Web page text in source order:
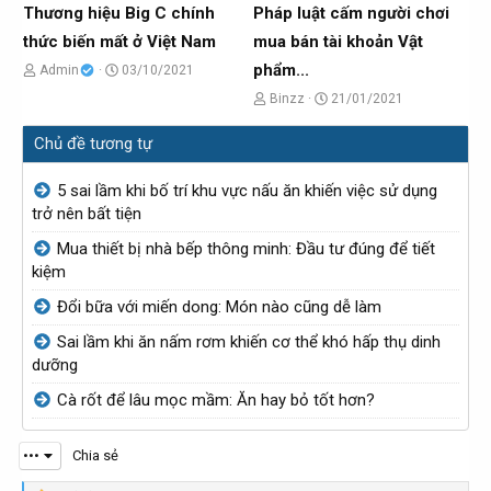
o
b
ở
o
b
ở
i
Thương hiệu Big C chính
thức biến mất ở Việt Nam
C
ủ
đ
ề
ạ
o
b
ở
i
Admin
N
à
y
ử
i
03/10/2021
Pháp luật cấm người chơi
mua bán tài khoản Vật
phẩm...
C
h
đ
t
o
b
ở
Binzz
N
g
y
ử
21/01/2021
Chủ đề tương tự
5 sai lầm khi bố trí khu vực nấu ăn khiến việc sử dụng
trở nên bất tiện
Mua thiết bị nhà bếp thông minh: Đầu tư đúng để tiết
kiệm
Đổi bữa với miến dong: Món nào cũng dễ làm
Sai lầm khi ăn nấm rơm khiến cơ thể khó hấp thụ dinh
dưỡng
Cà rốt để lâu mọc mầm: Ăn hay bỏ tốt hơn?
••• Chia sẻ